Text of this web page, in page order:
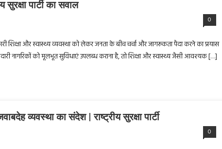
सुरक्षा पार्टी का सवाल
0
शिक्षा और स्वास्थ्य व्यवस्था को लेकर जनता के बीच चर्चा और जागरूकता पैदा करने का प्रयास
नागरिकों को मूलभूत सुविधाएं उपलब्ध कराना है, तो शिक्षा और स्वास्थ्य जैसी आवश्यक […]
व्यवस्था का संदेश | राष्ट्रीय सुरक्षा पार्टी
0